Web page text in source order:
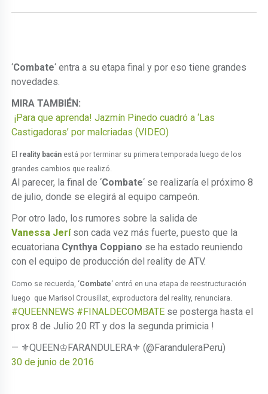
‘Combate‘ entra a su etapa final y por eso tiene grandes
novedades.
MIRA TAMBIÉN:
¡Para que aprenda! Jazmín Pinedo cuadró a ‘Las
Castigadoras’ por malcriadas (VIDEO)
El reality bacán está por terminar su primera temporada luego de los
grandes cambios que realizó.
Al parecer, la final de ‘Combate‘ se realizaría el próximo 8
de julio, donde se elegirá al equipo campeón.
Por otro lado, los rumores sobre la salida de
Vanessa Jeríson cada vez más fuerte, puesto que la
ecuatoriana Cynthya Coppiano se ha estado reuniendo
con el equipo de producción del reality de ATV.
Como se recuerda, ‘Combate‘ entró en una etapa de reestructuración
luego que Marisol Crousillat, exproductora del reality, renunciara.
#QUEENNEWS #FINALDECOMBATE se posterga hasta el
prox 8 de Julio 20 RT y dos la segunda primicia !
— ⚜QUEEN♔FARANDULERA⚜ (@FaranduleraPeru)
30 de junio de 2016